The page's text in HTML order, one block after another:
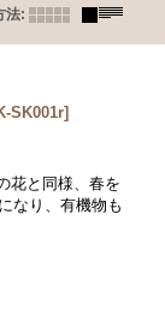
法:
SK001r]
花と同様、春を
なり、有機物も